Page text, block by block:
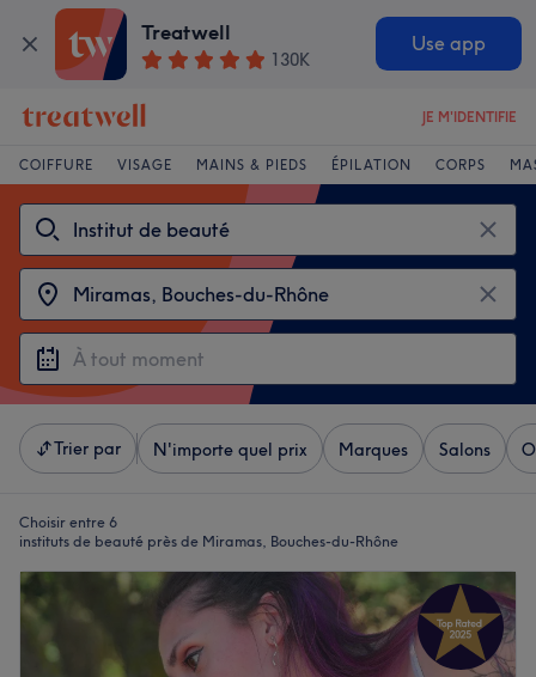
Treatwell
130K
Use app
JE M'IDENTIFIE
COIFFURE VISAGE MAINS & PIEDS ÉPILATION CORPS
Trier par N'importe quel prix Marques Salons
Choisir entre 6
instituts de beauté près de Miramas, Bouches-du-Rhône